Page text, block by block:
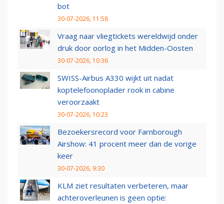
bot
30-07-2026, 11:58
Vraag naar vliegtickets wereldwijd onder
druk door oorlog in het Midden-Oosten
30-07-2026, 10:36
SWISS-Airbus A330 wijkt uit nadat
koptelefoonoplader rook in cabine
veroorzaakt
30-07-2026, 10:23
Bezoekersrecord voor Farnborough
Airshow: 41 procent meer dan de vorige
keer
30-07-2026, 9:30
KLM ziet resultaten verbeteren, maar
achteroverleunen is geen optie: